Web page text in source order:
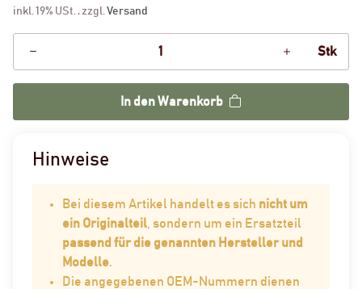
inkl. 19% USt. , zzgl. Versand
Stk
In den Warenkorb
Hinweise
Bei diesem Artikel handelt es sich nicht um
ein Originalteil , sondern um ein Ersatzteil
passend für die genannten Hersteller und
Modelle.
Die angegebenen OEM-Nummern dienen